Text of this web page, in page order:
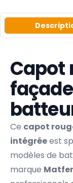
Capot
Ce capot
intégréeest
modèles de
marque Matfer